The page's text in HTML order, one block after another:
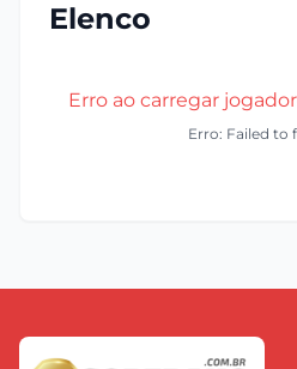
Elenco
Erro ao carregar
Erro: Failed to